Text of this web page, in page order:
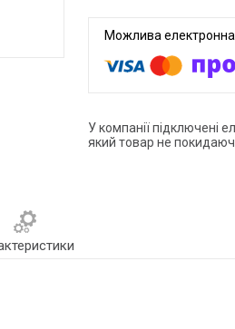
У компанії підключені
який товар не